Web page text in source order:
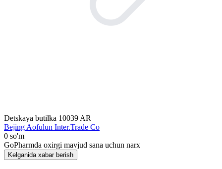
Detskaya butilka 10039 AR
Bejing Aofulun Inter.Trade Co
0 so'm
GoPharmda oxirgi mavjud sana uchun narx
Kelganida xabar berish